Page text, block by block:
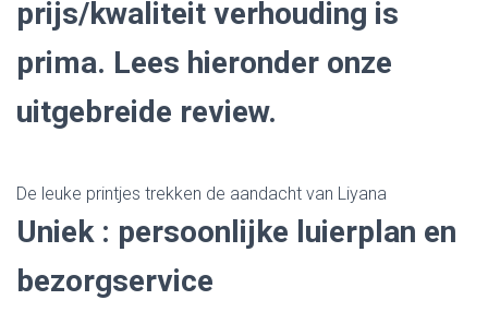
prijs/kwaliteit verhouding is
prima. Lees hieronder onze
uitgebreide review.
De leuke printjes trekken de aandacht van Liyana
Uniek : persoonlijke luierplan en
bezorgservice